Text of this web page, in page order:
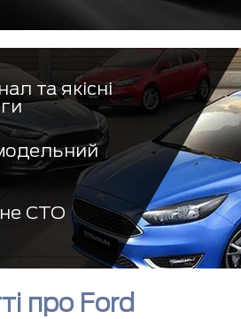
та якісні
СТО
про Ford